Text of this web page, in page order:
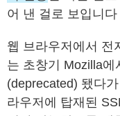
어 낸 걸로 보입니다
웹 브라우저에서 전
는 초창기 Mozilla에
(deprecated) 됐다
라우저에 탑재된